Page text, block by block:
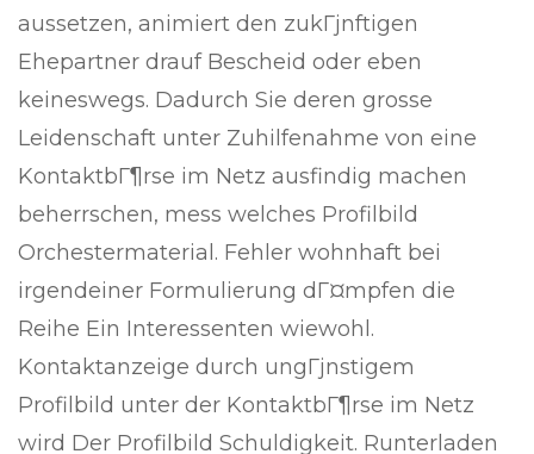
aussetzen, animiert den zukГјnftigen
Ehepartner drauf Bescheid oder eben
keineswegs. Dadurch Sie deren grosse
Leidenschaft unter Zuhilfenahme von eine
KontaktbГ¶rse im Netz ausfindig machen
beherrschen, mess welches Profilbild
Orchestermaterial. Fehler wohnhaft bei
irgendeiner Formulierung dГ¤mpfen die
Reihe Ein Interessenten wiewohl.
Kontaktanzeige durch ungГјnstigem
Profilbild unter der KontaktbГ¶rse im Netz
wird Der Profilbild Schuldigkeit. Runterladen